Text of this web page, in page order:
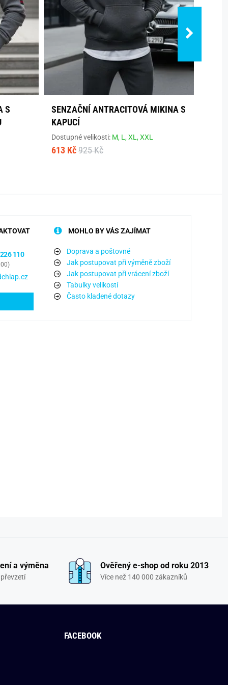
S
SENZAČNÍ ANTRACITOVÁ MIKINA S
KAPUCÍ
Dostupné velikosti: M, L,XL,XXL
613 Kč 925 Kč
110
MOHLO BY VÁS ZAJÍMAT
Doprava a poštovné
Jak postupovat při výměně zboží
Jak postupovat při vrácení zboží
Tabulky velikostí
Často kladené dotazy
a výměna Ověřený e-shop od roku 2013
Více než 140 000 zákazníků
FACEBOOK